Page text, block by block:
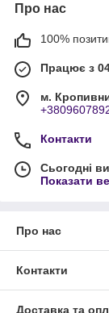
Про нас
100%
Працює з
м.
Контакти
Сьогодні
Показати
Про нас
Контакти
Доставка та